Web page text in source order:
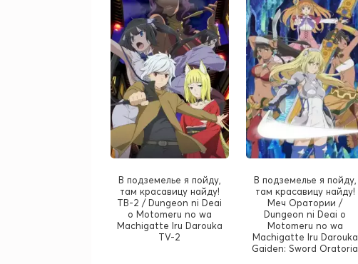
В подземелье я пойду,
там красавицу найду!
ТВ-2 / Dungeon ni Deai
o Motomeru no wa
Machigatte Iru Darouka
TV-2
В подземелье я пойду,
там красавицу найду!
Меч Оратории /
Dungeon ni Deai o
Motomeru no wa
Machigatte Iru Darouka
Gaiden: Sword Oratoria